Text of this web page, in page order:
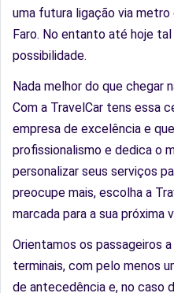
uma futura ligação via
Faro. No entanto até hoje
possibilidade.
Nada melhor do que chegar
Com a TravelCar tens essa
empresa de excelência e
profissionalismo e dedica o
personalizar seus serviços
preocupe mais, escolha a
marcada para a sua próxima
Orientamos os passageiros
terminais, com pelo menos
de antecedência e, no caso